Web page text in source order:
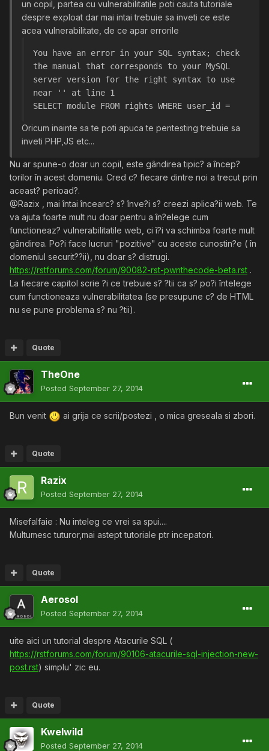
un copil, partea cu vulnerabilitatile poti cauta tutoriale
despre exploat dar mai intai trebuie sa inveti ce este
acea vulnerabilitate, de ce apar errorile
You have an error in your SQL syntax; check
the manual that corresponds to your MySQL
server version for the right syntax to use
near '' at line 1
SELECT module FROM rights WHERE user_id =
Oricum inainte sa te poti apuca te pentesting trebuie sa
inveti PHP,JS etc...
Nu ar spune-o doar un copil, este gândirea tipic? a încep?
torilor în acest domeniu. Cred c? fiecare dintre noi a trecut prin
aceast? perioad?.
@Razix , mai întai încearc? s? înve?i s? creezi aplica?ii web. Te
va ajuta foarte mult nu doar pentru a în?elege cum
functioneaz? vulnerabilitatile web, ci î?i va schimba foarte mult
gândirea. Po?i face lucruri "pozitive" cu aceste cunostin?e ( în
domeniul securit??ii), nu doar s? distrugi.
https://rstforums.com/forum/90082-rst-pwnthecode-beta.rst .
La fiecare capitol scrie ?i ce trebuie s? ?tii ca s? po?i întelege
cum functioneaza vulnerabilitatea (se presupune c? de HTML
nu se pune problema s? nu ?tii).
Quote
TheOne
Posted September 27, 2014
Bun venit ai grija ce scrii/postezi , o mica greseala si zbori.
Quote
Razix
Posted September 27, 2014
Misefalfaie : Nu inteleg ce vrei sa spui....
Multumesc tuturor,mai astept tutoriale ptr incepatori.
Quote
Aerosol
Posted September 27, 2014
uite aici un tutorial despre Atacurile SQL (
https://rstforums.com/forum/90106-atacurile-sql-injection-new-
post.rst) simplu' zic eu.
Quote
Kwelwild
Posted September 27, 2014